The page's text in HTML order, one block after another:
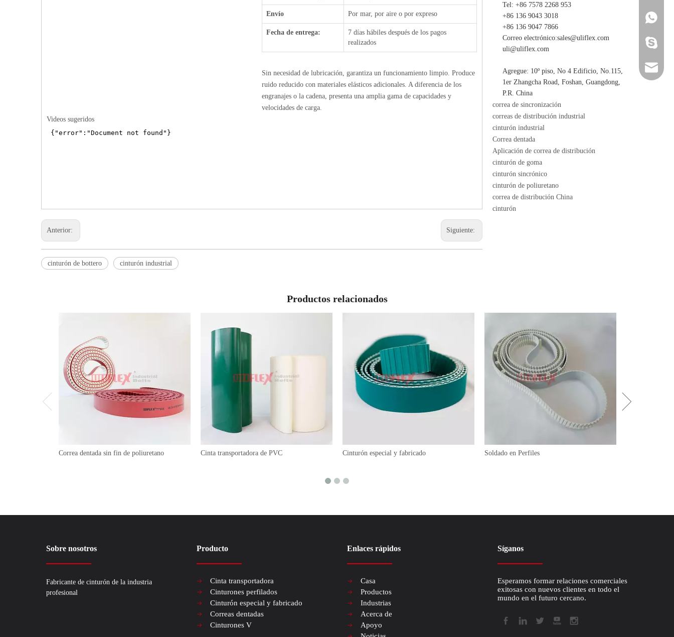
Envío Por mar, por aire o por expreso
Fecha de entrega:
7 días hábiles después de los pagos
realizados
Sin necesidad de lubricación, garantiza un funcionamiento limpio. Produce
ruido reducido con materiales elásticos adicionales. A diferencia de los
engranajes o la cadena, presenta una amplia gama de capacidades y
velocidades de carga.
Videos sugeridos
Anterior: Siguiente:
cinturón de bottero cinturón industrial
Tel: +86 7578 2268 953
+86 136 9043 3018
+86 136 9047 7866
Correo electrónico:sales@uliflex.com
uli@uliflex.com
Agregue: 10º piso, No 4 Edificio, No.115,
1er Zhangcha Road, Foshan, Guangdong,
P.R. China
correa de sincronización
correas de distribución industrial
cinturón industrial
Correa dentada
Aplicación de correa de distribución
cinturón de goma
cinturón sincrónico
cinturón de poliuretano
correa de distribución China
cinturón
Productos relacionados
Correa dentada sin fin de poliuretano Cinta transportadora de PVC Cinturón especial y fabricado Soldado en Perfiles
Sobre nosotros
Fabricante de cinturón de la industria
profesional
Producto
Cinta transportadora
Cinturones perfilados
Cinturón especial y fabricado
Correas dentadas
Cinturones V
Enlaces rápidos
Casa
Productos
Industrias
Acerca de
Apoyo
Síganos
Esperamos formar relaciones comerciales
exitosas con nuevos clientes en todo el
mundo en el futuro cercano.
+86 136
+86 136